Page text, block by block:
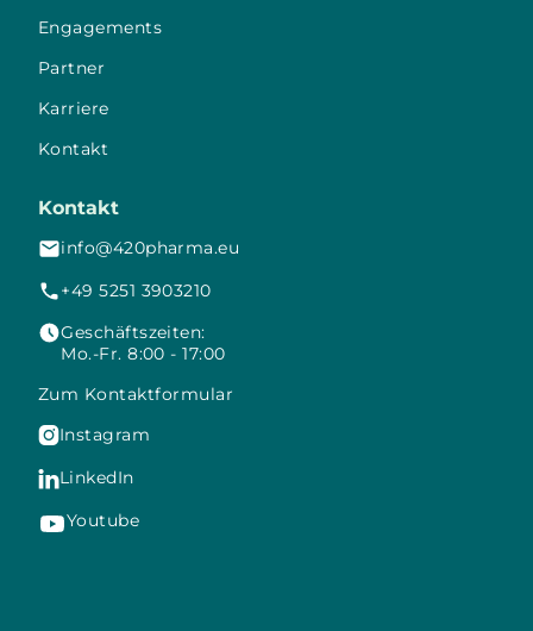
Engagements
Partner
Karriere
Kontakt
Kontakt
info@420pharma.eu
+49 5251 3903210
Geschäftszeiten:
Mo.-Fr. 8:00 - 17:00
Zum Kontaktformular
Instagram
LinkedIn
Youtube